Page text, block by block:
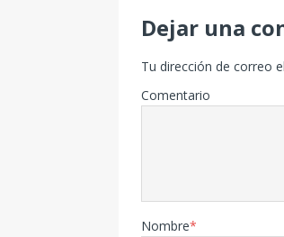
Dejar una
Tu dirección de correo
Comentario
Nombre*